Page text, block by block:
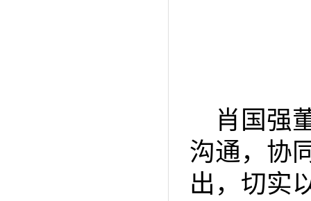
肖国强
沟通，协
出，切实